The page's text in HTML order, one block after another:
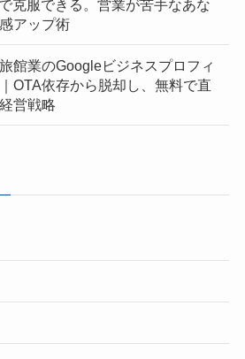
克服できる。営業が苦手なあな
アップ術
館業のGoogleビジネスプロフィ
OTA依存から脱却し、無料で直
営戦略